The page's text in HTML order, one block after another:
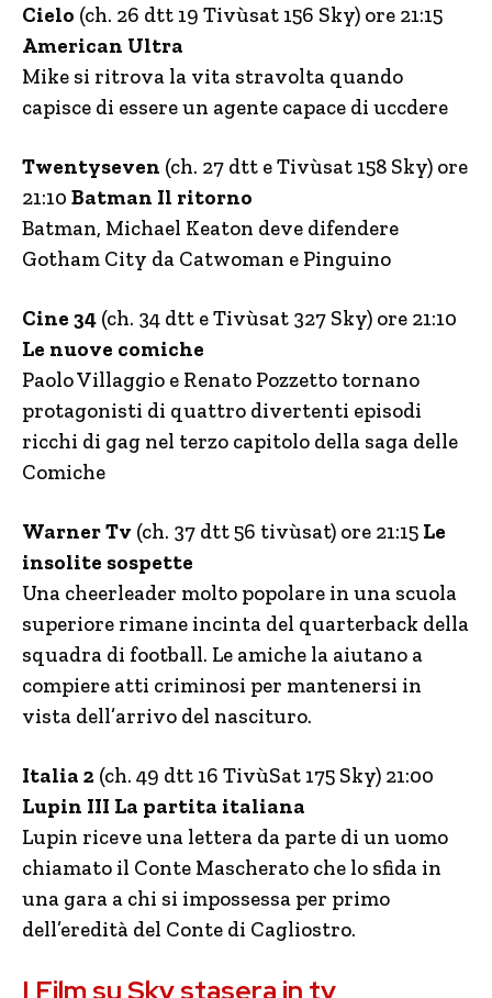
Cielo (ch. 26 dtt 19 Tivùsat 156 Sky) ore 21:15
American Ultra
Mike si ritrova la vita stravolta quando
capisce di essere un agente capace di uccdere
Twentyseven (ch. 27 dtt e Tivùsat 158 Sky) ore
21:10 Batman Il ritorno
Batman, Michael Keaton deve difendere
Gotham City da Catwoman e Pinguino
Cine 34 (ch. 34 dtt e Tivùsat 327 Sky) ore 21:10
Le nuove comiche
Paolo Villaggio e Renato Pozzetto tornano
protagonisti di quattro divertenti episodi
ricchi di gag nel terzo capitolo della saga delle
Comiche
Warner Tv (ch. 37 dtt 56 tivùsat) ore 21:15 Le
insolite sospette
Una cheerleader molto popolare in una scuola
superiore rimane incinta del quarterback della
squadra di football. Le amiche la aiutano a
compiere atti criminosi per mantenersi in
vista dell’arrivo del nascituro.
Italia 2 (ch. 49 dtt 16 TivùSat 175 Sky) 21:00
Lupin III La partita italiana
Lupin riceve una lettera da parte di un uomo
chiamato il Conte Mascherato che lo sfida in
una gara a chi si impossessa per primo
dell’eredità del Conte di Cagliostro.